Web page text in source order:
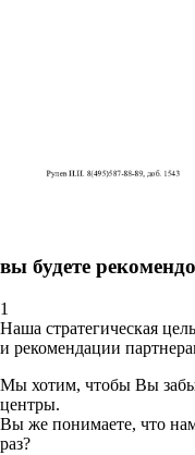
вы будете
1
Наша стратегическая
и рекомендации
Мы хотим, чтобы Вы
центры.
Вы же понимаете, что
раз?